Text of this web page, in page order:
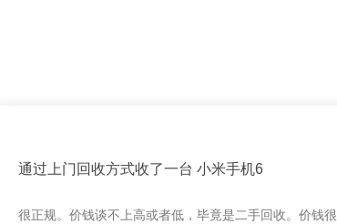
通过上门回收方式收了一台 小米手机6
很正规。价钱谈不上高或者低，毕竟是二手回收。价钱很